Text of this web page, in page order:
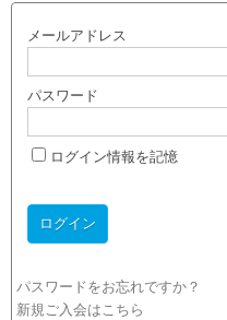
メールアドレス
パスワード
ログイン情報を記憶
パスワードをお忘れですか？
新規ご入会はこちら